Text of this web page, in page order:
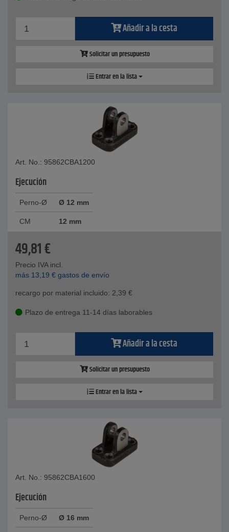
Añadir a la cesta
Solicitar un presupuesto
Entrar en la lista
Art. No.: 95862CBA1200
Ejecución
Perno-Ø Ø 12 mm
CM 12 mm
49,81€
Precio IVA incl.
más 13,19 € gastos de envío
recargo por material incluido: 2,39 €
Plazo de entrega 11-14 días laborables
Añadir a la cesta
Solicitar un presupuesto
Entrar en la lista
Art. No.: 95862CBA1600
Ejecución
Perno-Ø Ø 16 mm